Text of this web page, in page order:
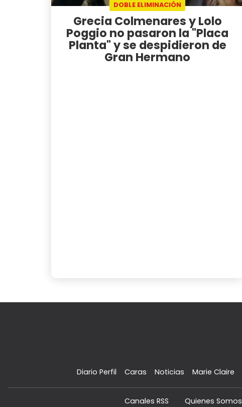
DOBLE ELIMINACIÓN
Grecia Colmenares y Lolo
Poggio no pasaron la "Placa
Planta" y se despidieron de
Gran Hermano
Diario Perfil Caras Noticias Marie Claire
Canales RSS Quienes Somos